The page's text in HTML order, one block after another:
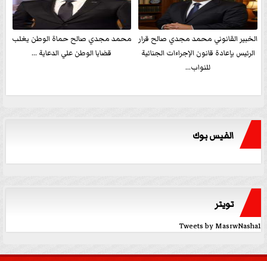
الخبير القانوني محمد مجدي صالح قرار
الرئيس بإعادة قانون الإجراءات الجنائية
للنواب...
محمد مجدي صالح حماة الوطن يغلب
قضايا الوطن علي الدعاية ...
الفيس بوك
تويتر
Tweets by MasrwNasha1